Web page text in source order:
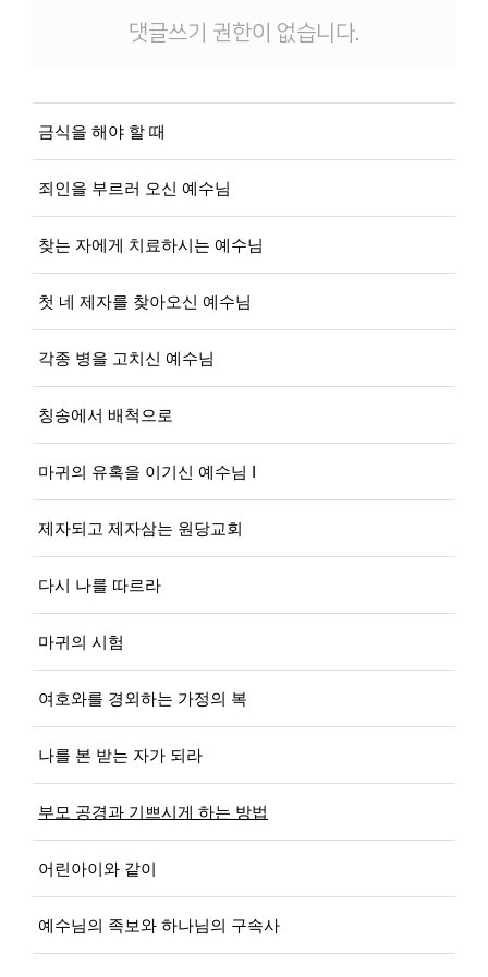
댓글쓰기 권한이 없습니다.
금식을 해야 할 때
죄인을 부르러 오신 예수님
찾는 자에게 치료하시는 예수님
첫 네 제자를 찾아오신 예수님
각종 병을 고치신 예수님
칭송에서 배척으로
마귀의 유혹을 이기신 예수님 I
제자되고 제자삼는 원당교회
다시 나를 따르라
마귀의 시험
여호와를 경외하는 가정의 복
나를 본 받는 자가 되라
부모 공경과 기쁘시게 하는 방법
어린아이와 같이
예수님의 족보와 하나님의 구속사